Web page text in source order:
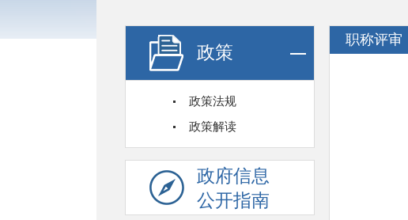
政策
政策法规
政策解读
政府信息
公开指南
职称评审